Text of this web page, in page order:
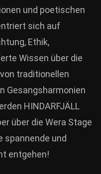
und poetischen
sich auf
Ethik,
Wissen über die
traditionellen
Gesangsharmonien
HINDARFJÄLL
über die Wera Stage
spannende und
entgehen!